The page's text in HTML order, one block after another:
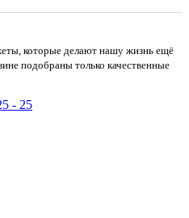
которые делают нашу жизнь ещё
подобраны только качественные
- 25